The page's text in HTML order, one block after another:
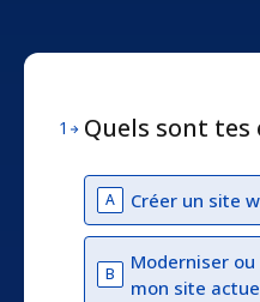
1 Quels sont tes
A Créer un site
B
Moderniser
mon site